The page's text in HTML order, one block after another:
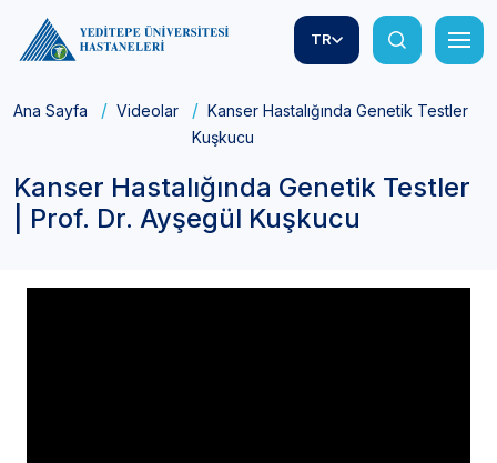
TR
Ana Sayfa Videolar
Kanser Hastalığında Genetik Testler |
Kuşkucu
Kanser Hastalığında Genetik Testler
| Prof. Dr. Ayşegül Kuşkucu